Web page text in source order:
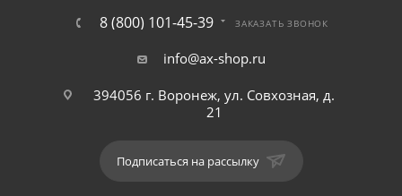
8 (800) 101-45-39 ЗАКАЗАТЬ ЗВОНОК
info@ax-shop.ru
394056 г. Воронеж, ул. Совхозная, д.
21
Подписаться на рассылку